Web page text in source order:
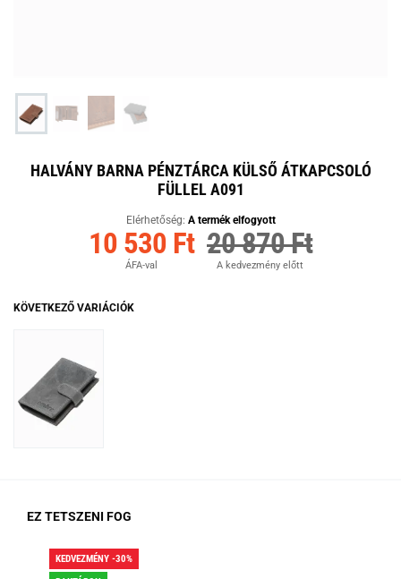
HALVÁNY BARNA PÉNZTÁRCA KÜLSŐ ÁTKAPCSOLÓ
FÜLLEL A091
Elérhetőség: A termék elfogyott
10 530 Ft
ÁFA-val
20 870 Ft
A kedvezmény előtt
KÖVETKEZŐ VARIÁCIÓK
EZ TETSZENI FOG
KEDVEZMÉNY -30%